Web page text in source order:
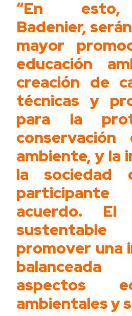
“En esto,
Badenier,
mayor
educación
creación de
técnicas y
para la
ambiente, y la
la sociedad
acuerdo. El
promover una
aspectos
ambientales y